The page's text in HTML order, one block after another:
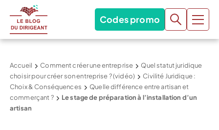
Codes promo
Accueil Comment créer une entreprise
Quel statut juridique
choisir pour créer son entreprise ? (vidéo)
Civilité Juridique :
Choix & Conséquences
Quelle différence entre artisan et
commerçant ?
Le stage de préparation à l’installation d’un
artisan